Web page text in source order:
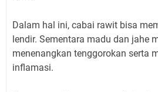
Dalam hal ini, cabai rawit bisa
lendir. Sementara madu dan jahe
menenangkan tenggorokan serta
inflamasi.